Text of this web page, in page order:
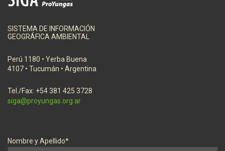
SISTEMA DE INFORMACIÓN
GEOGRÁFICA AMBIENTAL
Perú 1180 • Yerba Buena
4107 • Tucumán • Argentina
Tel./Fax: +54 381 425 3728
siga@proyungas.org.ar
Nombre y Apellido*